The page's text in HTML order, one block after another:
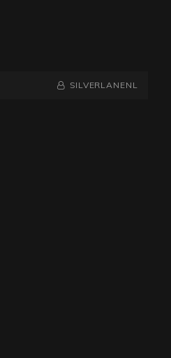
NAAMREGEL
BYLINE
SILVERLANENL